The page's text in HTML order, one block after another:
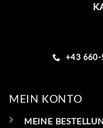
+43
MEIN KONTO
MEINE